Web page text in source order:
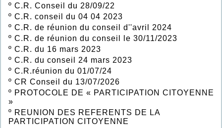
º C.R. Conseil du 28/09/22
º C.R. conseil du 04 04 2023
º C.R. de réunion du conseil d''avril 2024
º C.R. de réunion du conseil le 30/11/2023
º C.R. du 16 mars 2023
º C.R. du conseil 24 mars 2023
º C.R.réunion du 01/07/24
º CR Conseil du 13/07/2026
º PROTOCOLE DE « PARTICIPATION CITOYENNE
»
º REUNION DES REFERENTS DE LA
PARTICIPATION CITOYENNE